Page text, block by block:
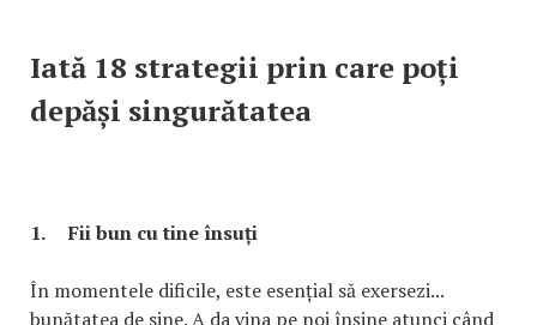
Iată 18 strategii prin care poți
depăși singurătatea
1. Fii bun cu tine însuți
În momentele dificile, este esențial să exersezi...
bunătatea de sine. A da vina pe noi înșine atunci când